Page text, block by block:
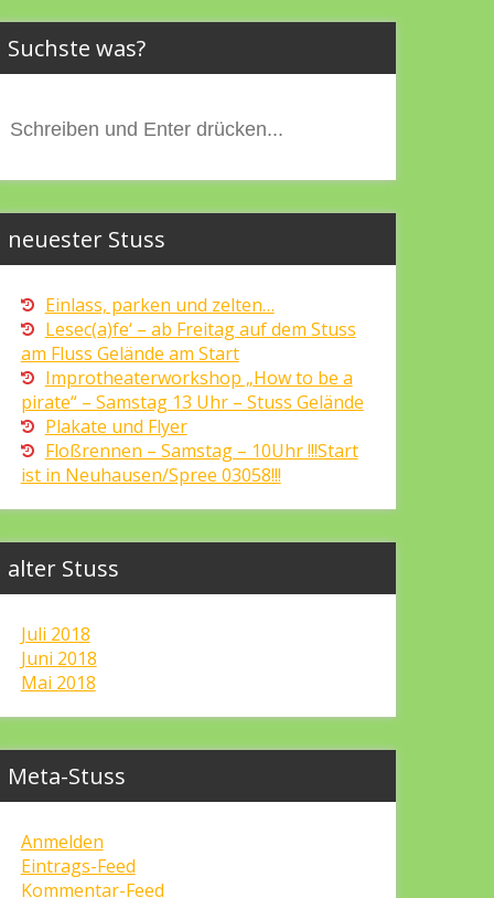
Suchste was?
nach:
neuester Stuss
Einlass, parken und zelten…
Lesec(a)fe‘ – ab Freitag auf dem Stuss
am Fluss Gelände am Start
Improtheaterworkshop „How to be a
pirate“ – Samstag 13 Uhr – Stuss Gelände
Plakate und Flyer
Floßrennen – Samstag – 10Uhr !!!Start
ist in Neuhausen/Spree 03058!!!
alter Stuss
Juli 2018
Juni 2018
Mai 2018
Meta-Stuss
Anmelden
Eintrags-Feed
Kommentar-Feed